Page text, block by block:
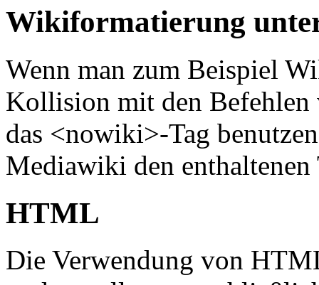
Wikiformatierung
Wenn man zum Beispiel
Kollision mit den
das <nowiki>-Tag
Mediawiki den
HTML
Die Verwendung von